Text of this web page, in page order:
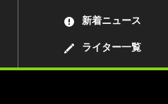
ライター一覧
新着ニュース